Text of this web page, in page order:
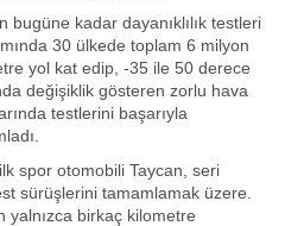
bugüne kadar dayanıklılık testleri
30 ülkede toplam 6 milyon
yol kat edip, -35 ile 50 derece
değişiklik gösteren zorlu hava
testlerini başarıyla
spor otomobili Taycan, seri
sürüşlerini tamamlamak üzere.
yalnızca birkaç kilometre